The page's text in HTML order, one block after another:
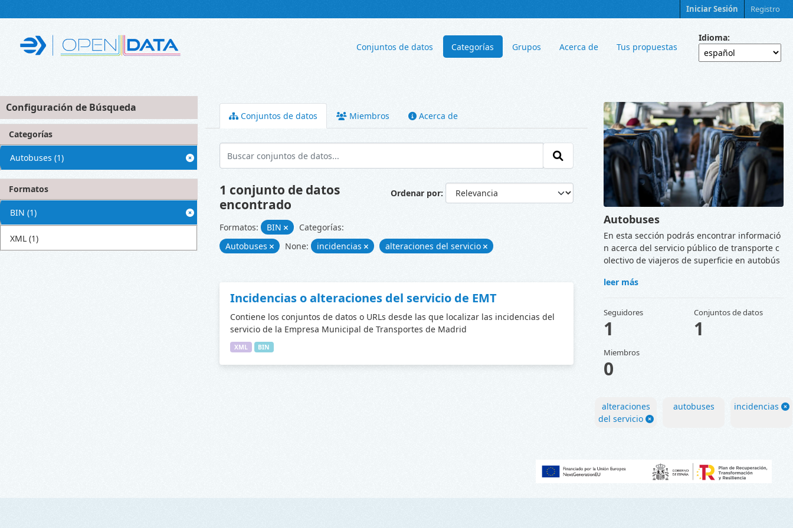
Iniciar Sesión Registro
Conjuntos de datos Categorías Grupos Acerca de Tus propuestas
Idioma
Configuración de Búsqueda
Categorías
Autobuses (1)
Formatos
BIN (1)
XML (1)
Conjuntos de datos Miembros Acerca de
Ordenar por
1 conjunto de datos
encontrado
Formatos: BIN
Categorías:
Autobuses
None: incidencias alteraciones del servicio
Incidencias o alteraciones del servicio de EMT
Contiene los conjuntos de datos o URLs desde las que localizar las incidencias del
servicio de la Empresa Municipal de Transportes de Madrid
XML BIN
Autobuses
En esta sección podrás encontrar informació
n acerca del servicio público de transporte c
olectivo de viajeros de superficie en autobús
leer más
Seguidores
1
Conjuntos de datos
1
Miembros
0
alteraciones
del servicio
autobuses incidencias